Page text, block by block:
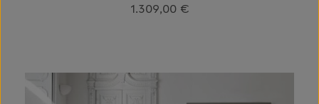
Regulärer Preis:
1.309,00 €